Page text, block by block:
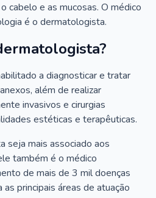
cabelo e as mucosas. O médico
é o dermatologista.
a diagnosticar e tratar
além de realizar
invasivos e cirurgias
estéticas e terapêuticas.
seja mais associado aos
também é o médico
de mais de 3 mil doenças
principais áreas de atuação